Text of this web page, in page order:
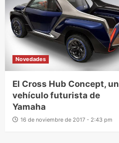
Novedades
El Cross Hub Concept, un
vehículo futurista de
Yamaha
16 de noviembre de 2017 - 2:43 pm